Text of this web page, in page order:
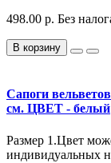
498.00 р. Без
В корзину
Сапоги
см. ЦВЕТ - белый
Размер 1.Цвет
индивидуальных